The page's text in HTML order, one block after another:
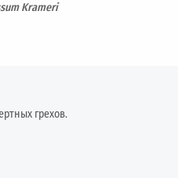
Krameri
грехов.